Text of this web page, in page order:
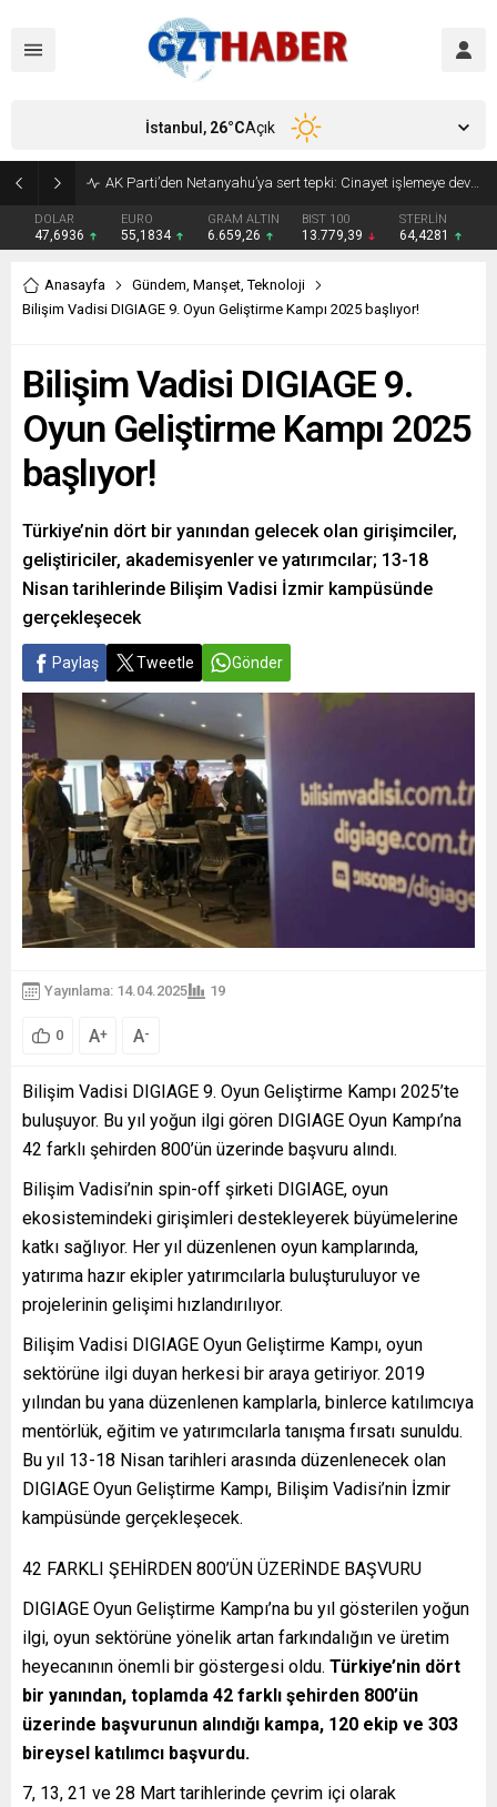
Son Dakika: Etimesgut Belediye Başkanı Erdal Beşikçioğlu görevden uzaklaştırıldı
DOLAR
47,6936
EURO
55,1834
GRAM ALTIN
6.659,26
BIST 100
13.779,39
STERLİN
64,4281
İstanbul, 26°CAçık
Anasayfa Gündem, Manşet,Teknoloji
Bilişim Vadisi DIGIAGE 9. Oyun Geliştirme Kampı 2025 başlıyor!
Bilişim Vadisi DIGIAGE 9.
Oyun Geliştirme Kampı 2025
başlıyor!
Türkiye’nin dört bir yanından gelecek olan girişimciler,
geliştiriciler, akademisyenler ve yatırımcılar; 13-18
Nisan tarihlerinde Bilişim Vadisi İzmir kampüsünde
gerçekleşecek
Paylaş Tweetle Gönder
Yayınlama: 14.04.2025 19
0 A+ A-
Bilişim Vadisi DIGIAGE 9. Oyun Geliştirme Kampı 2025’te
buluşuyor. Bu yıl yoğun ilgi gören DIGIAGE Oyun Kampı’na
42 farklı şehirden 800’ün üzerinde başvuru alındı.
Bilişim Vadisi’nin spin-off şirketi DIGIAGE, oyun
ekosistemindeki girişimleri destekleyerek büyümelerine
katkı sağlıyor. Her yıl düzenlenen oyun kamplarında,
yatırıma hazır ekipler yatırımcılarla buluşturuluyor ve
projelerinin gelişimi hızlandırılıyor.
Bilişim Vadisi DIGIAGE Oyun Geliştirme Kampı, oyun
sektörüne ilgi duyan herkesi bir araya getiriyor. 2019
yılından bu yana düzenlenen kamplarla, binlerce katılımcıya
mentörlük, eğitim ve yatırımcılarla tanışma fırsatı sunuldu.
Bu yıl 13-18 Nisan tarihleri arasında düzenlenecek olan
DIGIAGE Oyun Geliştirme Kampı, Bilişim Vadisi’nin İzmir
kampüsünde gerçekleşecek.
42 FARKLI ŞEHİRDEN 800’ÜN ÜZERİNDE BAŞVURU
DIGIAGE Oyun Geliştirme Kampı’na bu yıl gösterilen yoğun
ilgi, oyun sektörüne yönelik artan farkındalığın ve üretim
heyecanının önemli bir göstergesi oldu. Türkiye’nin dört
bir yanından, toplamda 42 farklı şehirden 800’ün
üzerinde başvurunun alındığı kampa, 120 ekip ve 303
bireysel katılımcı başvurdu.
7, 13, 21 ve 28 Mart tarihlerinde çevrim içi olarak